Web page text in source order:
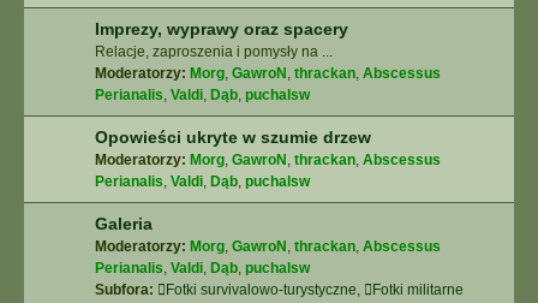
Imprezy, wyprawy oraz spacery
Relacje, zaproszenia i pomysły na ...
Moderatorzy: Morg, GawroN , thrackan, Abscessus
Perianalis, Valdi, Dąb, puchalsw
Opowieści ukryte w szumie drzew
Moderatorzy: Morg, GawroN , thrackan, Abscessus
Perianalis, Valdi, Dąb, puchalsw
Galeria
Moderatorzy: Morg, GawroN , thrackan, Abscessus
Perianalis, Valdi, Dąb, puchalsw
Subfora:
Fotki survivalowo-turystyczne, Fotki militarne